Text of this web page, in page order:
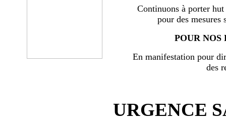
Continuons à porter
pour des mesures
POUR NOS
En manifestation pour
des
URGENCE